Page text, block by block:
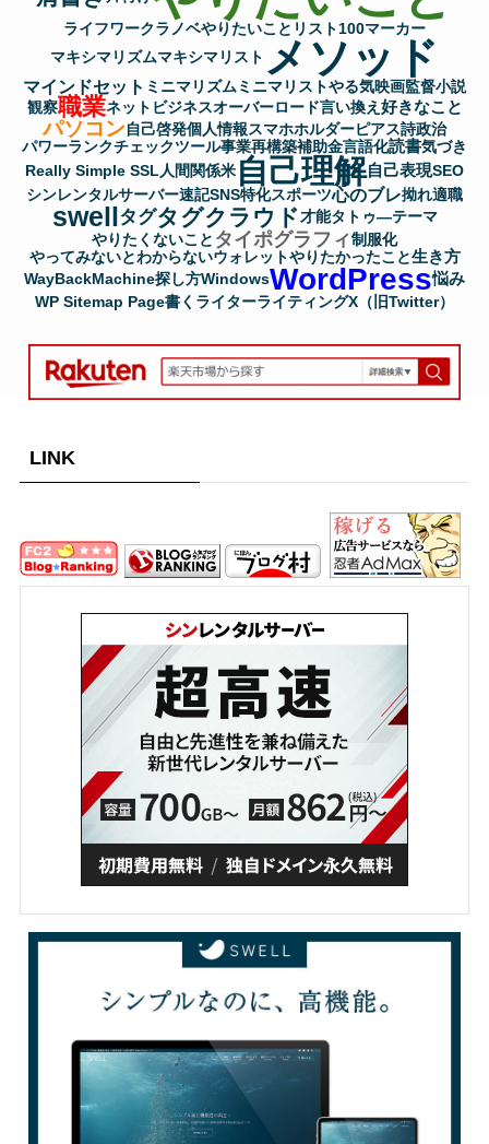
ライフワークラノベやりたいことリスト100マーカー
マキシマリズムマキシマリスト メソッド
マインドセット ミニマリズムミニマリストやる気映画監督小説
観察職業ネットビジネスオーバーロード言い換え 好きなこと
パソコン自己啓発個人情報スマホホルダーピアス詩政治
パワーランクチェックツール事業再構築補助金言語化読書気づき
Really Simple SSL 人間関係米 自己理解自己表現SEO
シンレンタルサーバー速記SNS特化スポーツ心のブレ拗れ適職
swellタグタグクラウド才能タトゥ―テーマ
やりたくないこと タイポグラフィ制服化
やってみないとわからないウォレットやりたかったこと生き方
WayBackMachine探し方WindowsWordPress悩み
WP Sitemap Page書く ライターライティングX（旧Twitter）
LINK